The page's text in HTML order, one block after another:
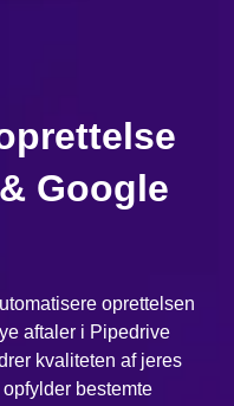
Google
oprettelsen
aftaler i Pipedrive
kvaliteten af jeres
bestemte